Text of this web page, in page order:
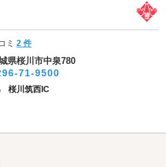
ミ2 件
県桜川市中泉780
71-9500
桜川筑西IC